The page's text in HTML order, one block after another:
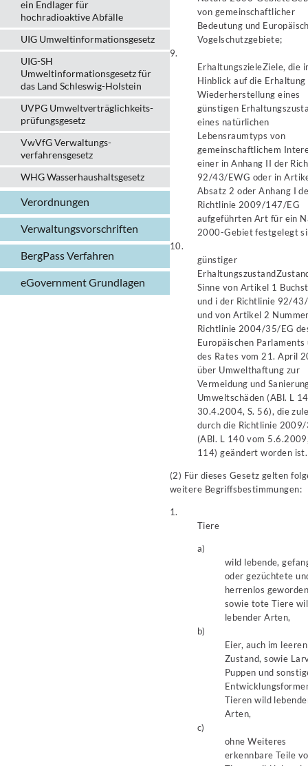
ein Endlager für
hochradioaktive Abfälle
UIG Umweltinformationsgesetz
UIG-SH
Umweltinformationsgesetz für
das Land Schleswig-Holstein
UVPG Umweltverträglich­keits­
prüfungs­gesetz
VwVfG Verwaltungs­
verfahrens­gesetz
WHG Wasserhaushalts­gesetz
Verordnungen
Verwaltungs­vorschriften
BergPass Verfahren
eGovernment Grundlagen
von gemeinschaftlicher
Bedeutung und
Vogelschutzgebiete;
9.
ErhaltungszieleZiele, die
Hinblick auf die Erhaltung
Wiederherstellung eines
günstigen
eines natürlichen
Lebensraumtyps von
gemeinschaftlichem
einer in Anhang II der
92/43/EWG oder in
Absatz 2 oder Anhang I
Richtlinie 2009/147/EG
aufgeführten Art für ein
2000-Gebiet festgelegt
10.
günstiger
Erhaltungszustand
Sinne von Artikel 1
und i der Richtlinie 92/
und von Artikel 2
Richtlinie 2004/35/EG
Europäischen Parlaments
des Rates vom 21. April
über Umwelthaftung zur
Vermeidung und
Umweltschäden (ABl. L
30.4.2004, S. 56), die
durch die Richtlinie
(ABl. L 140 vom
114) geändert worden ist.
(2) Für dieses Gesetz gelten
weitere Begriffsbestimmungen:
1.
Tiere
a)
wild lebende,
oder gezüchtete
herrenlos
sowie tote Tiere
lebender Arten,
b)
Eier, auch im leeren
Zustand, sowie
Puppen und
Tieren wild
Arten,
c)
ohne Weiteres
erkennbare Teile